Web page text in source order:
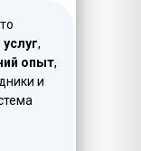
,
опыт,
и